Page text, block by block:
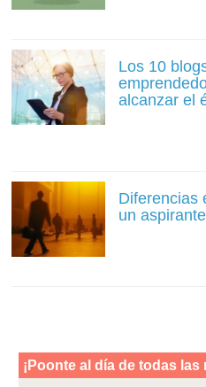
Los 10
alcanzar el
Diferencias
un aspirante